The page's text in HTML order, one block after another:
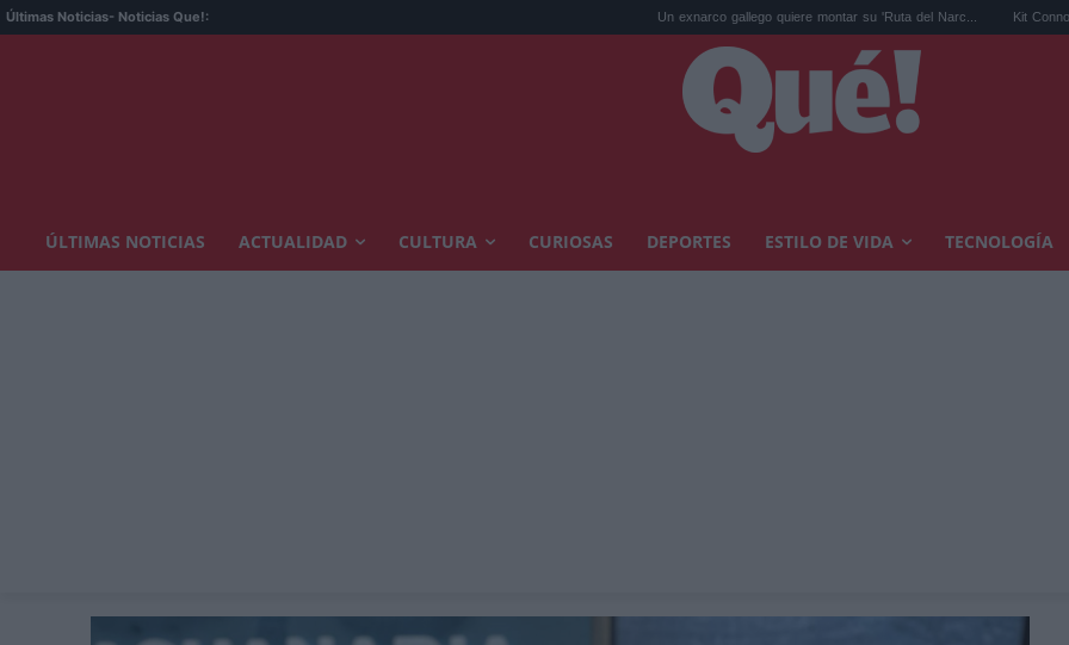
Últimas Noticias- Noticias Que!: Un exnarco gallego quiere montar su 'Ruta del Narc... Kit Connor será Cíclope
ÚLTIMAS NOTICIAS ACTUALIDAD CULTURA CURIOSAS DEPORTES ESTILO DE VIDA TECNOLOGÍA